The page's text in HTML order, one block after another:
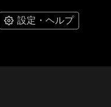
設定・ヘルプ